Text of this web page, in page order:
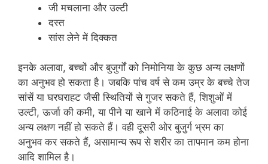
जी मचलाना और उल्टी
दस्त
सांस लेने में दिक्कत
इनके अलावा, बच्चों और बुजुर्गों को निमोनिया के कुछ अन्य लक्षणों
का अनुभव हो सकता है। जबकि पांच वर्ष से कम उम्र के बच्चे तेज
सांसें या घरघराहट जैसी स्थितियों से गुजर सकते हैं, शिशुओं में
उल्टी, ऊर्जा की कमी, या पीने या खाने में कठिनाई के अलावा कोई
अन्य लक्षण नहीं हो सकते हैं। वही दूसरी ओर बुजुर्ग भ्रम का
अनुभव कर सकते हैं, असामान्य रूप से शरीर का तापमान कम होना
आदि शामिल है।